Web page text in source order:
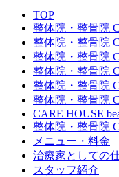
TOP
整体院・整骨院
整体院・整骨院
整体院・整骨院
整体院・整骨院
整体院・整骨院
整体院・整骨院
CARE HOUSE
整体院・整骨院
メニュー・料金
治療家としての
スタッフ紹介